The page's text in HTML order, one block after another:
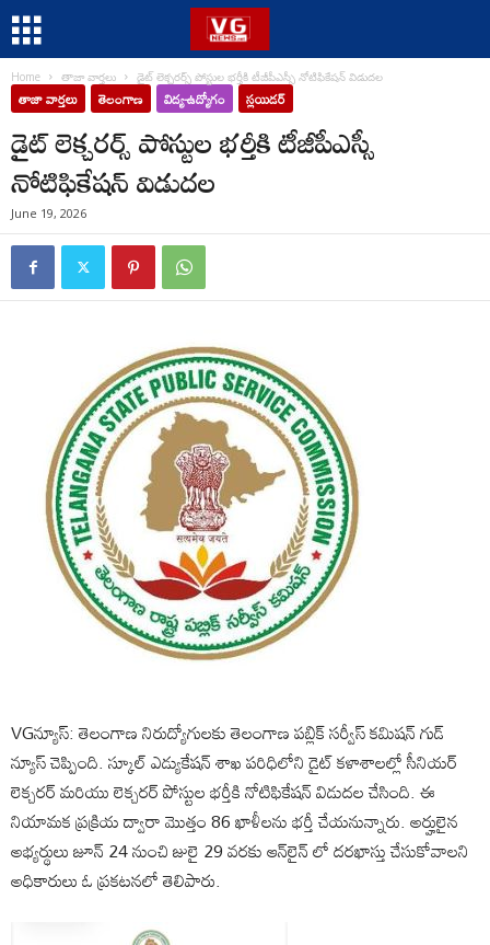
Home తాజా వార్తలు డైట్ లెక్చరర్స్ పోస్టుల భర్తీకి టీజీపీఎస్సీ నోటిఫికేషన్ విడుదల
తాజా వార్తలు తెలంగాణ విద్య-ఉద్యోగం స్లయిడర్
డైట్ లెక్చరర్స్ పోస్టుల భర్తీకి టీజీపీఎస్సీ
నోటిఫికేషన్ విడుదల
June 19, 2026
VGన్యూస్: తెలంగాణ నిరుద్యోగులకు తెలంగాణ పబ్లిక్ సర్వీస్ కమిషన్ గుడ్
న్యూస్ చెప్పింది. స్కూల్ ఎడ్యుకేషన్ శాఖ పరిధిలోని డైట్ కళాశాలల్లో సీనియర్
లెక్చరర్ మరియు లెక్చరర్ పోస్టుల భర్తీకి నోటిఫికేషన్ విడుదల చేసింది. ఈ
నియామక ప్రక్రియ ద్వారా మొత్తం 86 ఖాళీలను భర్తీ చేయనున్నారు. అర్హులైన
అభ్యర్థులు జూన్ 24 నుంచి జులై 29 వరకు ఆన్‌లైన్ లో దరఖాస్తు చేసుకోవాలని
అధికారులు ఓ ప్రకటనలో తెలిపారు.